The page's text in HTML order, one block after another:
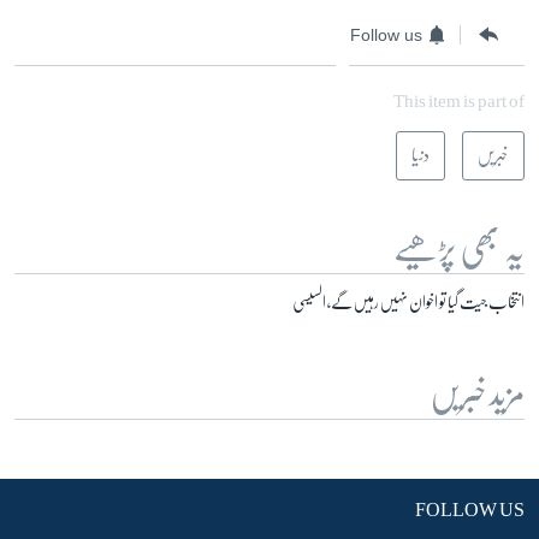
Follow us
This item is part of
خبریں دنیا
یہ بھی پڑھیے
انتخاب جیت گیا تو اخوان نہیں رہیں گے، السیسی
مزید خبریں
FOLLOW US